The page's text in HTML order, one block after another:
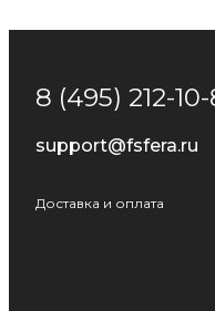
8 (495) 212-
support@fsfera.ru
Доставка и оплата